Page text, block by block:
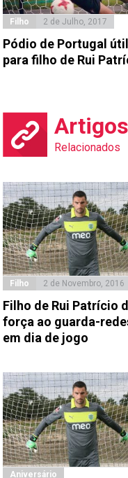
Filho 2 de Julho, 2017
Pódio de Portugal útil
para filho de Rui
Artigos
Relacionados
Filho 2 de Novembro, 2016
Filho de Rui Patrício
força ao guarda-
em dia de jogo
Aniversário